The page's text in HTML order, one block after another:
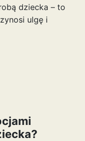
dziecka – to
ulgę i